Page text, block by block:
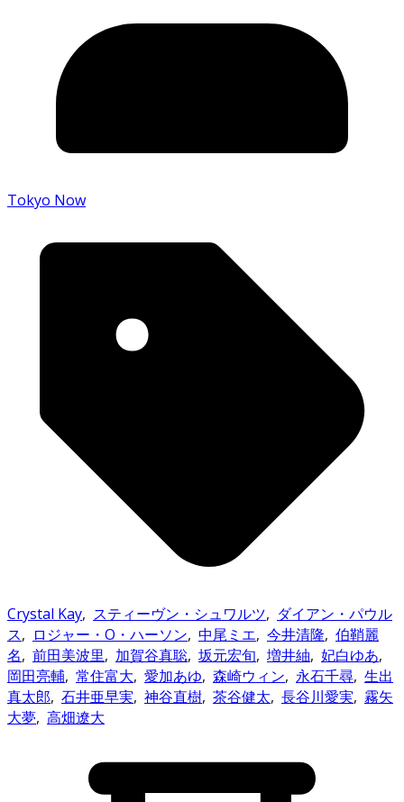
Tokyo Now
Crystal Kay, スティーヴン・シュワルツ, ダイアン・パウル
ス, ロジャー・O・ハーソン, 中尾ミエ, 今井清隆, 伯鞘麗
名, 前田美波里, 加賀谷真聡, 坂元宏旬, 増井紬, 妃白ゆあ,
岡田亮輔, 常住富大, 愛加あゆ, 森崎ウィン, 永石千尋, 生出
真太郎, 石井亜早実, 神谷直樹, 茶谷健太, 長谷川愛実, 霧矢
大夢, 高畑遼大